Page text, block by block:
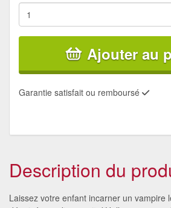
Ajouter au
Garantie satisfait ou remboursé
Description du
Laissez votre enfant incarner un vampire